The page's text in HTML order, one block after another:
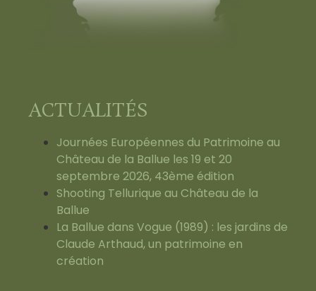
ACTUALITÉS
Journées Européennes du Patrimoine au
Château de la Ballue les 19 et 20
septembre 2026, 43ème édition
Shooting Tellurique au Château de la
Ballue
La Ballue dans Vogue (1989) : les jardins de
Claude Arthaud, un patrimoine en
création